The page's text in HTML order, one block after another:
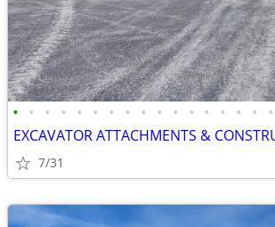
• • • • • • • • • • • • • • • • •
7/31